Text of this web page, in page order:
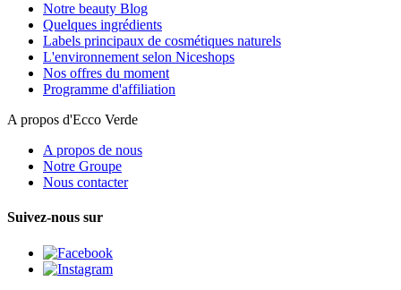
Notre beauty Blog
Quelques ingrédients
Labels principaux de cosmétiques naturels
L'environnement selon Niceshops
Nos offres du moment
Programme d'affiliation
A propos d'Ecco Verde
A propos de nous
Notre Groupe
Nous contacter
Suivez-nous sur